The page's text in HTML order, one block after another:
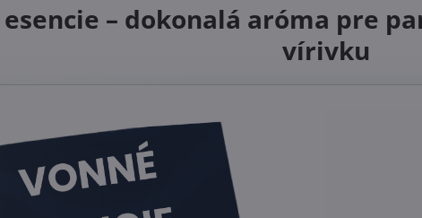
– dokonalá aróma pre
vírivku